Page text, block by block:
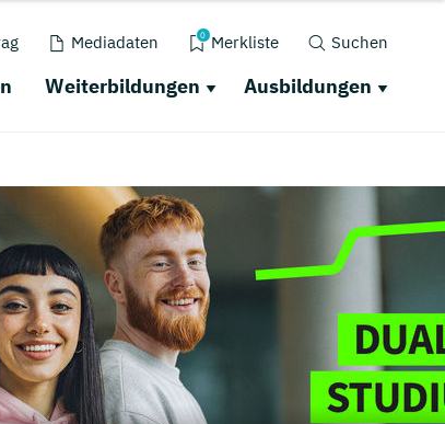
Mediadaten 0 Merkliste Suchen
Weiterbildungen Ausbildungen